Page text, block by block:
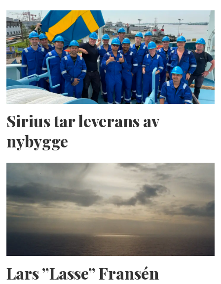
Sirius tar leverans av
nybygge
Lars ”Lasse” Fransén